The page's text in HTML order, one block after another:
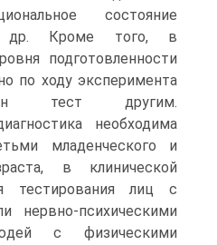
состояние
др. Кроме того, в
подготовленности
по ходу эксперимента
тест другим.
необходима
младенческого и
в клинической
тестирования лиц с
нервно-психическими
с физическими